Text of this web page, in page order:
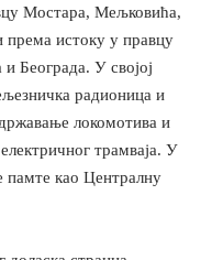
Мостара, Мељковића,
истоку у правцу
Београда. У својој
радионица и
локомотива и
трамваја. У
памте као Централну